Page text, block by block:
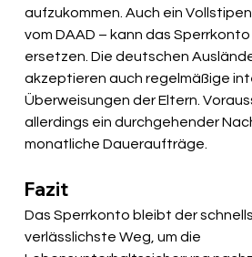
aufzukommen. Auch ein
vom DAAD – kann das
ersetzen. Die deutschen
akzeptieren auch regelmäßige
Überweisungen der Eltern.
allerdings ein durchgehender
monatliche Daueraufträge.
Fazit
Das Sperrkonto bleibt der
verlässlichste Weg, um die